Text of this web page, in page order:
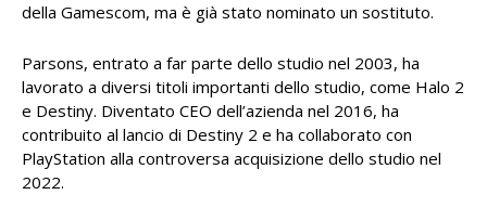
della Gamescom, ma è già stato nominato un sostituto.
Parsons, entrato a far parte dello studio nel 2003, ha
lavorato a diversi titoli importanti dello studio, come Halo 2
e Destiny. Diventato CEO dell’azienda nel 2016, ha
contribuito al lancio di Destiny 2 e ha collaborato con
PlayStation alla controversa acquisizione dello studio nel
2022.